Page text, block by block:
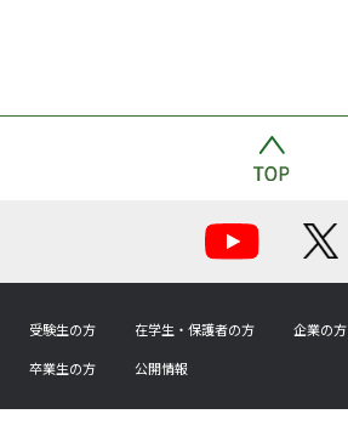
受験生の方 在学生・保護者の方 企業の方
卒業生の方
公開情報